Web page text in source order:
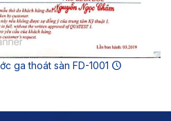
ga thoát sàn FD-1001